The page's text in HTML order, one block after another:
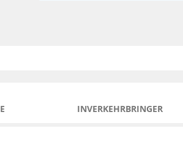
INVERKEHRBRINGER